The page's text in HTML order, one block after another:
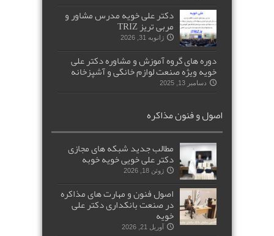
دکتر علی خویه مدرس مشاور و
مربی تریز TRIZ
ژانویه 31, 2026
دوره های گروه آموزش و مشاوره دکتر علی
خویه ویژه صنعت لوازم خانگی و آشپزخانه
دسامبر 13, 2025
اصول و فنون مذاکره
مطالب جدید شبکه های مجازی
دکتر علی خویی خویه خوبه
ژوئن 18, 2026
اصول فنون و مهارت های مذاکره
در صنعت بانکداری دکتر علی
خویه
آوریل 21, 2026